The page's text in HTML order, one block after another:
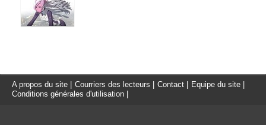
A propos du site Courriers des lecteurs Contact Equipe du site
Conditions générales d'utilisation